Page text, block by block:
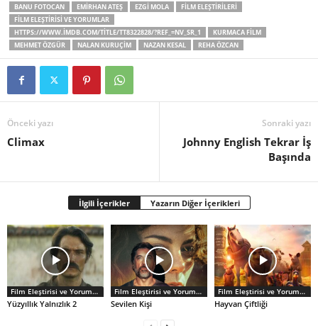
BANU FOTOCAN
EMIRHAN ATEŞ EZGI MOLA
FILM ELEŞTIRILERI
FILM ELEŞTIRISI VE YORUMLAR
HTTPS://WWW.IMDB.COM/TITLE/TT8322828/?REF_=NV_SR_1
KURMACA FILM
MEHMET ÖZGÜR
NALAN KURUÇIM NAZAN KESAL REHA ÖZCAN
Önceki yazı
Climax
Sonraki yazı
Johnny English Tekrar İş
Başında
İlgili İçerikler Yazarın Diğer İçerikleri
Film Eleştirisi ve Yorumlar
Yüzyıllık Yalnızlık 2
Film Eleştirisi ve Yorumlar
Sevilen Kişi
Film Eleştirisi ve Yorumlar
Hayvan Çiftliği